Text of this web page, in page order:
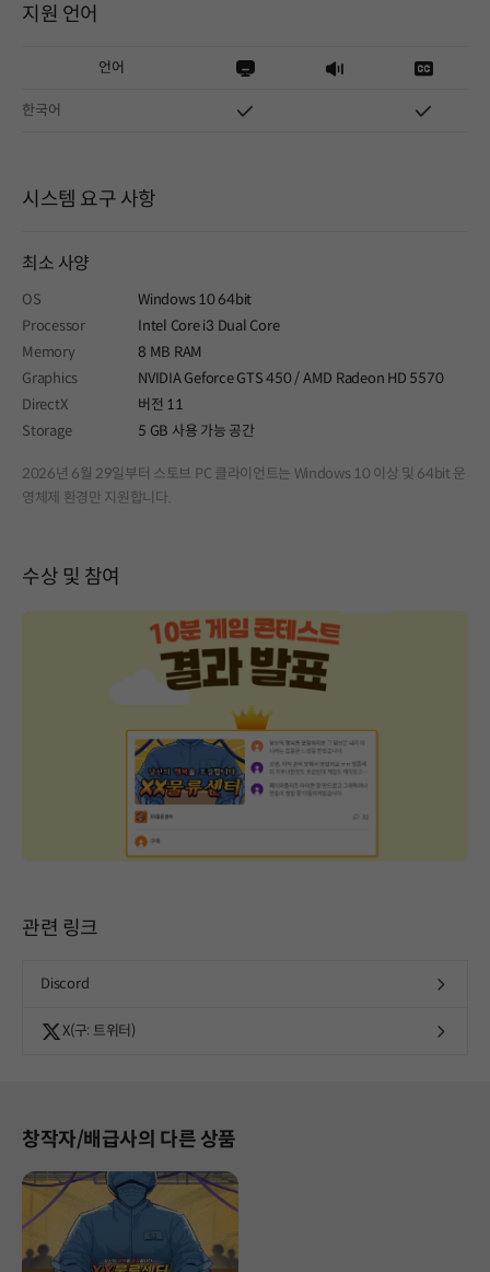
지원 언어
언어
한국어
시스템 요구 사항
최소 사양
OS
Windows 10 64bit
Processor
Intel Core i3 Dual Core
Memory
8 MB RAM
Graphics
NVIDIA Geforce GTS 450 / AMD Radeon HD 5570
DirectX
버전 11
Storage
5 GB 사용 가능 공간
2026년 6월 29일부터 스토브 PC 클라이언트는 Windows 10 이상 및 64bit 운
영체제 환경만 지원합니다.
수상 및 참여
관련 링크
Discord
X(구: 트위터)
창작자/배급사의 다른 상품